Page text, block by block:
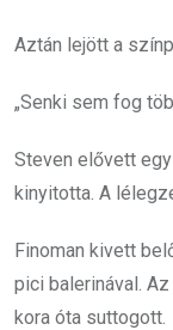
Aztán lejött a
„Senki sem fog
Steven elővett
kinyitotta. A
Finoman kivett
pici balerinával.
kora óta suttogott.